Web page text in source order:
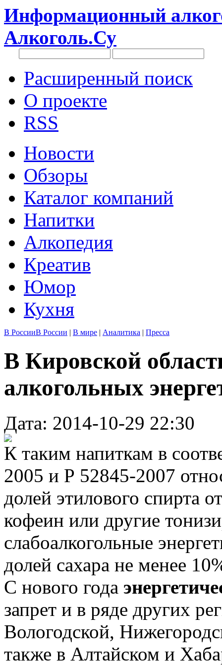
Информационный
Алкоголь.Су
Расширенный поиск
О проекте
RSS
Новости
Обзоры
Каталог компаний
Напитки
Алкопедия
Креатив
Юмор
Кухня
В РоссииВ России | В мире | Аналитика | Пресса
В Кировской
алкогольных
Дата: 2014-10-29 22:30
К таким напиткам в
2005 и Р 52845-2007
долей этилового спирта
кофеин или другие
слабоалкогольные
долей сахара не менее
С нового года
запрет и в ряде других
Вологодской,
также в Алтайском и